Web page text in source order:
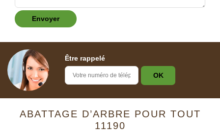
Être rappelé
ABATTAGE D’ARBRE POUR TOUT
11190